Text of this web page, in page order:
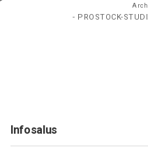
- PROSTOCK-
Infosalus